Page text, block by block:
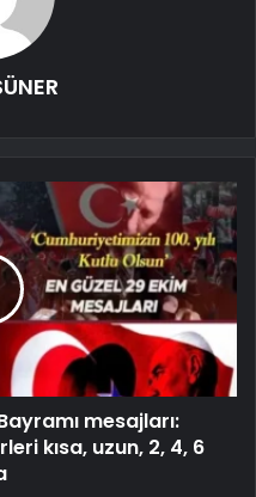
mesajları:
kısa, uzun, 2, 4, 6